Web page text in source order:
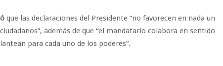
que las declaraciones del Presidente “no favorecen en nada un
además de que “el mandatario colabora en sentido
para cada uno de los poderes”.